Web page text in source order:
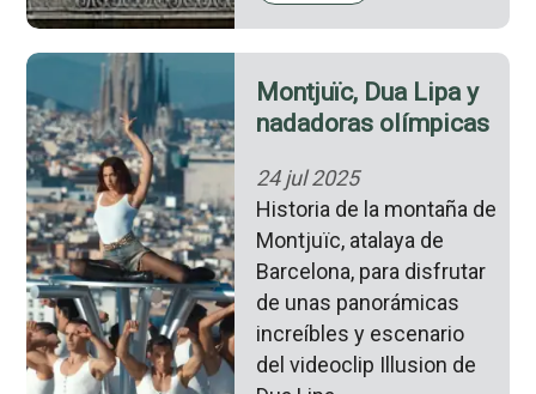
Montjuïc, Dua Lipa y
nadadoras olímpicas
24 jul 2025
Historia de la montaña de
Montjuïc, atalaya de
Barcelona, para disfrutar
de unas panorámicas
increíbles y escenario
del videoclip Illusion de